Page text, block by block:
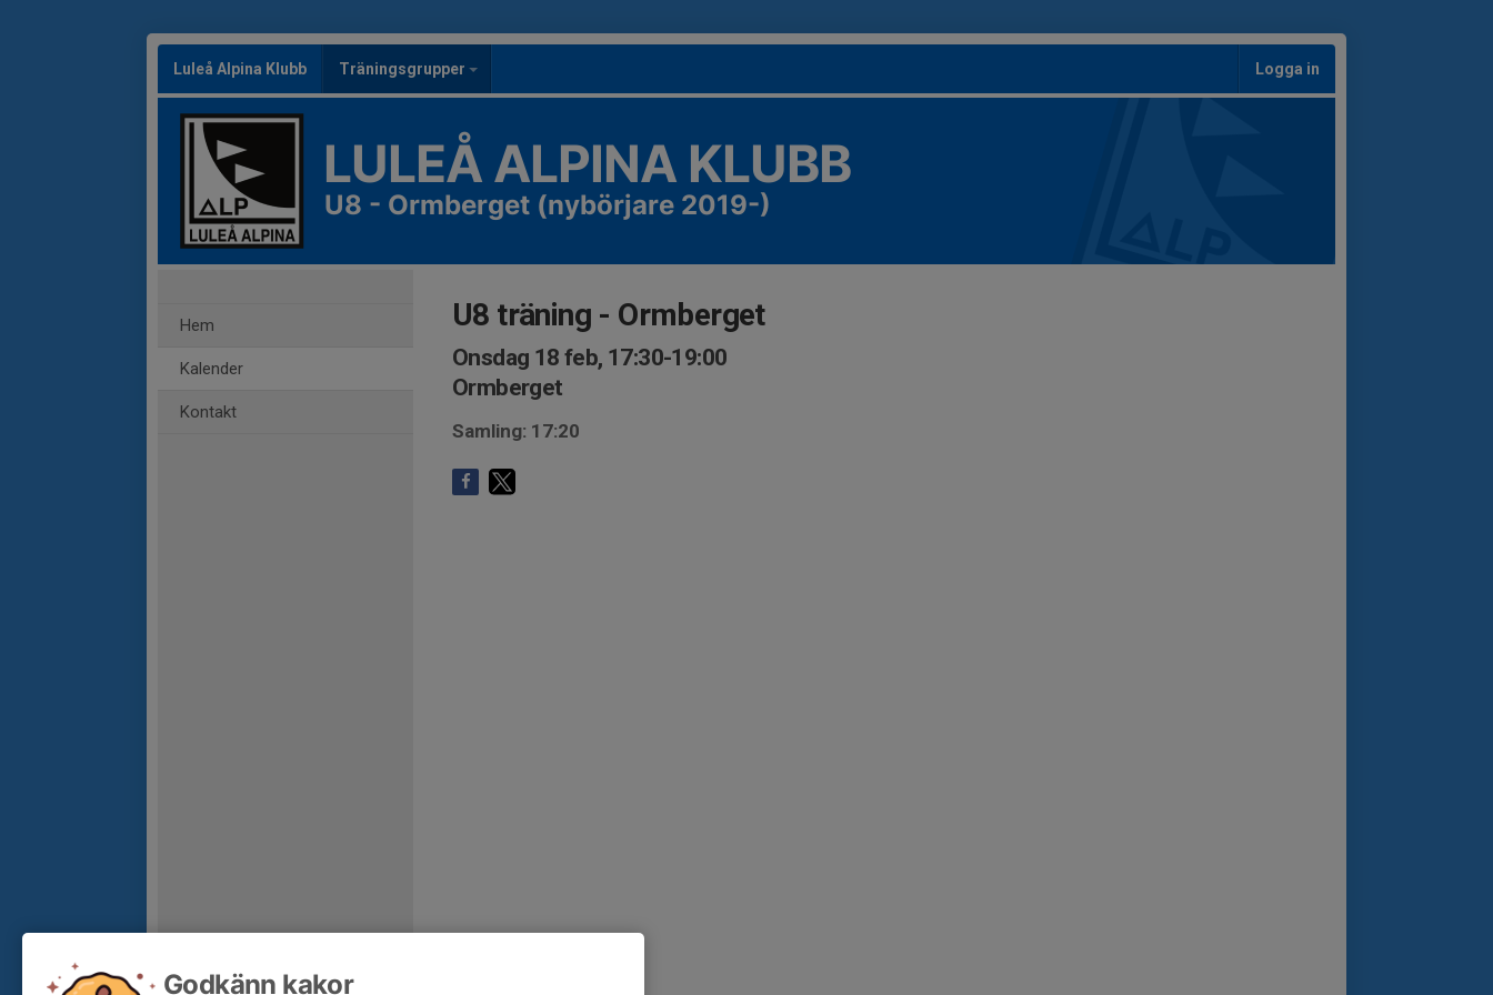
Luleå Alpina Klubb Träningsgrupper Logga in
LULEÅ ALPINA KLUBB
U8 - Ormberget (nybörjare 2019-)
Hem
Kalender
Kontakt
U8 träning - Ormberget
Onsdag 18 feb, 17:30-19:00
Ormberget
Samling: 17:20
Godkänn kakor